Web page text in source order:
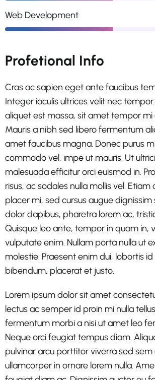
Web Development
Profetional Info
Cras ac sapien eget ante faucibus
Integer iaculis ultrices velit nec
aliquet est massa, sit amet tempor mi
Mauris a nibh sed libero fermentum
amet faucibus magna. Donec purus
commodo vel, impe ut mauris. Ut
malesuada efficitur orci euismod in.
risus, ac sodales nulla mollis vel.
placer mi, sed cursus augue
dolor dapibus, pharetra lorem ac,
Quisque leo ante, tempor in quam in,
vulputate enim. Nullam porta nulla ut
molestie. Praesent enim dui, lobortis
bibendum, placerat et justo.
Lorem ipsum dolor sit amet
lectus ac semper id proin mi nulla
fermentum morbi a nisi ut amet leo
Neque orci feugiat tempus diam.
pulvinar arcu porttitor viverra sed sem
ullamcorper in ornare lorem nulla.